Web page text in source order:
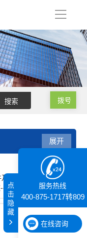
导
拨号
展开
外设
光纤光谱
智能引擎6号服务热线
400-875-1717转809
在线咨询
点
击
隐
藏